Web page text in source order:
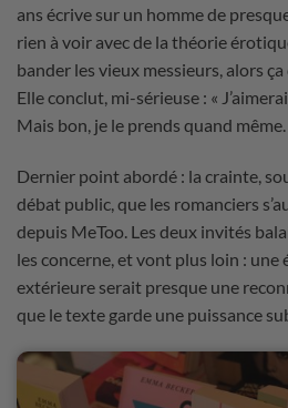
ans écrive sur un homme de
rien à voir avec de la théorie
bander les vieux messieurs, alors
Elle conclut, mi-sérieuse : «
Mais bon, je le prends quand même.
Dernier point abordé : la crainte,
débat public, que les romanciers
depuis MeToo. Les deux invités
les concerne, et vont plus loin : une
extérieure serait presque une
que le texte garde une puissance